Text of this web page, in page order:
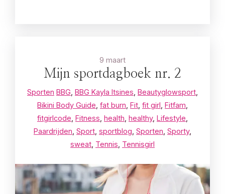
9 maart
Mijn sportdagboek nr. 2
Sporten BBG BBG Kayla Itsines Beautyglowsport
Bikini Body Guide fat burn Fit fit girl Fitfam
fitgirlcode Fitness health healthy, Lifestyle
Paardrijden Sport sportblog Sporten Sporty,
sweat Tennis Tennisgirl